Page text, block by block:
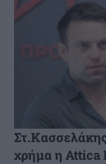
χρήμα η Attica